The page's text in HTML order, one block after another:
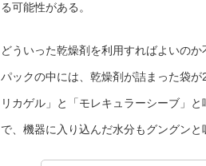
る可能性がある。
どういった乾燥剤を利用すればよいの
パックの中には、乾燥剤が詰まった袋
リカゲル」と「モレキュラーシーブ」
で、機器に入り込んだ水分もグングン